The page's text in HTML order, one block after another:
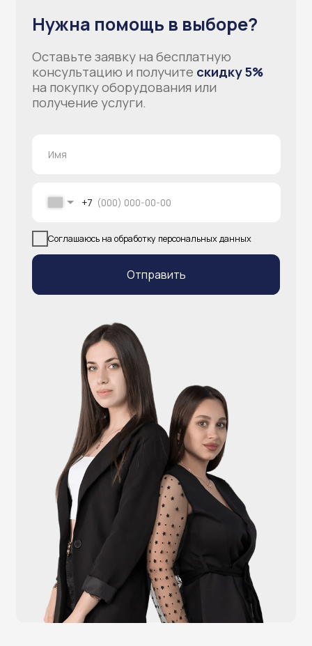
+7 (924) 004-32-01
Видеонаблюдение
Принтеры чеков и этикеток
Услуги
Меню
Штрихкодовое оборудование
Весовое оборудование
Счётчики валюты
Терминалы самообслуживания
Денежные ящики
Онлайн-кассы
Антикражные ворота
POS-компьютеры
POS-моноблоки
POS-мониторы